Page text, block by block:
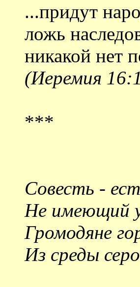
...придут
ложь
никакой нет
(Иеремия
***
Совесть -
Не имеющий
Громодяне
Из среды